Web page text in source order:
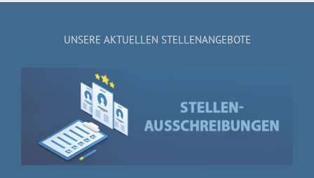
UNSERE AKTUELLEN STELLENANGEBOTE